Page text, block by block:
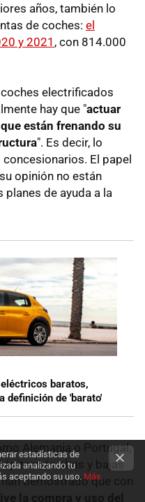
años, también lo
de coches: el
y 2021 , con 814.000
electrificados
hay que "actuar
están frenando su
". Es decir, lo
El papel
opinión no están
de ayuda a la
baratos,
definición de 'barato'
Alemania o Portugal,
más altas y bajas
demostrado que con
la compra y uso del
estadísticas de
analizando tu
aceptando su uso. Más